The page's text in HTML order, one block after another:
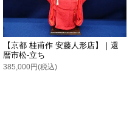
【京都 桂甫作 安藤人形店】｜還
暦市松-立ち
385,000円(税込)